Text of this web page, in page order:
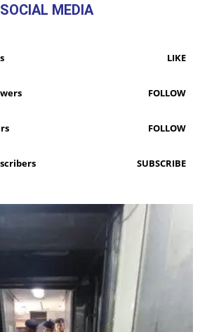
SOCIAL MEDIA
LIKE
FOLLOW
FOLLOW
SUBSCRIBE